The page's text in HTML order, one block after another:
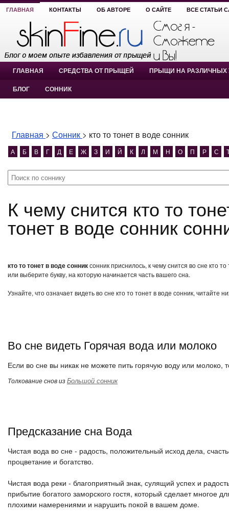
ГЛАВНАЯ КОНТАКТЫ ОБ АВТОРЕ О САЙТЕ ВСЕ СТАТЬИ
ГЛАВНАЯ СРЕДСТВА ОТ ПРЫЩЕЙ ПРЫЩИ НА РАЗЛИЧНЫХ
БЛОГ СОННИК
Главная > Сонник > кто то тонет в воде сонник
А Б В Г Д Е Ж З И Й К Л М Н О П Р С
К чему снится кто то тонет в воде сонник? кто то
тонет в воде сонник
кто то тонет в воде сонниксонник приснилось, к чему снится во сне кто
или выберите букву, на которую начинается часть вашего сна.
Узнайте, что означает видеть во сне кто то тонет в воде сонник, читайте
Во сне видеть Горячая вода или молоко
Если во сне вы никак не можете пить горячую воду или молоко,
Толкование снов изБольшой сонник
Предсказание сна Вода
Чистая вода во сне - радость, положительный исход дела,
процветание и богатство.
Чистая вода реки - благоприятный знак, сулящий успех и
прибытие богатого заморского гостя, который сделает многое
плохими намерениями и нарушить покой в ​​вашем доме.